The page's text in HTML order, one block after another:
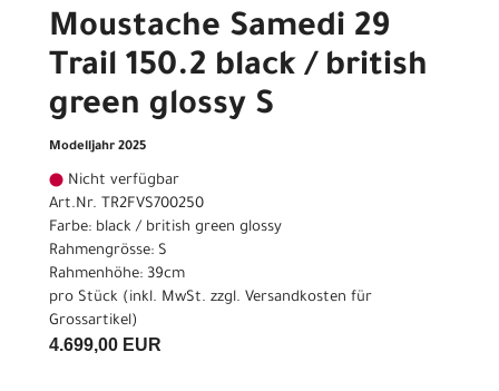
Moustache Samedi 29
Trail 150.2 black / british
green glossy S
Modelljahr 2025
Nicht verfügbar
Art.Nr. TR2FVS700250
Farbe: black / british green glossy
Rahmengrösse: S
Rahmenhöhe: 39cm
pro Stück (inkl. MwSt. zzgl. Versandkosten für
Grossartikel)
4.699,00 EUR